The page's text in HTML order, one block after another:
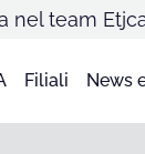
nel team
Filiali News